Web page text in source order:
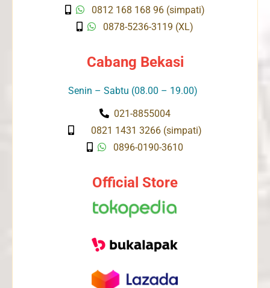
0812 168 168 96 (simpati)
0878-5236-3119 (XL)
Cabang Bekasi
Senin – Sabtu (08.00 – 19.00)
021-8855004
0821 1431 3266 (simpati)
0896-0190-3610
Official Store